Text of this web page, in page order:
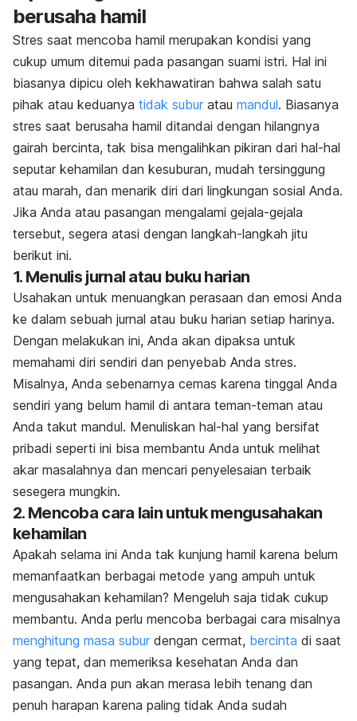
berusaha hamil
Stres saat mencoba hamil merupakan kondisi yang
cukup umum ditemui pada pasangan suami istri. Hal ini
biasanya dipicu oleh kekhawatiran bahwa salah satu
pihak atau keduanya tidak subur atau mandul. Biasanya
stres saat berusaha hamil ditandai dengan hilangnya
gairah bercinta, tak bisa mengalihkan pikiran dari hal-hal
seputar kehamilan dan kesuburan, mudah tersinggung
atau marah, dan menarik diri dari lingkungan sosial Anda.
Jika Anda atau pasangan mengalami gejala-gejala
tersebut, segera atasi dengan langkah-langkah jitu
berikut ini.
1. Menulis jurnal atau buku harian
Usahakan untuk menuangkan perasaan dan emosi Anda
ke dalam sebuah jurnal atau buku harian setiap harinya.
Dengan melakukan ini, Anda akan dipaksa untuk
memahami diri sendiri dan penyebab Anda stres.
Misalnya, Anda sebenarnya cemas karena tinggal Anda
sendiri yang belum hamil di antara teman-teman atau
Anda takut mandul. Menuliskan hal-hal yang bersifat
pribadi seperti ini bisa membantu Anda untuk melihat
akar masalahnya dan mencari penyelesaian terbaik
sesegera mungkin.
2. Mencoba cara lain untuk mengusahakan
kehamilan
Apakah selama ini Anda tak kunjung hamil karena belum
memanfaatkan berbagai metode yang ampuh untuk
mengusahakan kehamilan? Mengeluh saja tidak cukup
membantu. Anda perlu mencoba berbagai cara misalnya
menghitung masa subur dengan cermat, bercinta di saat
yang tepat, dan memeriksa kesehatan Anda dan
pasangan. Anda pun akan merasa lebih tenang dan
penuh harapan karena paling tidak Anda sudah